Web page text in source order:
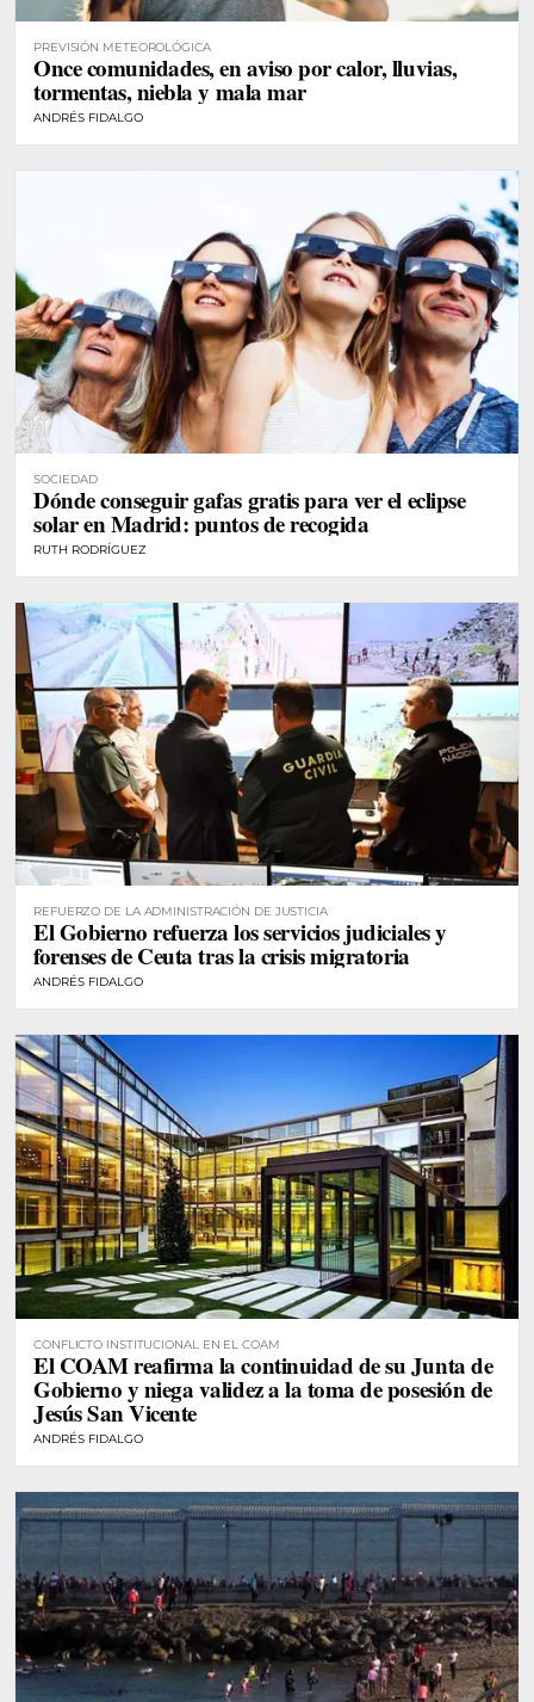
PREVISIÓN METEOROLÓGICA
Once comunidades, en aviso por calor, lluvias,
tormentas, niebla y mala mar
ANDRÉS FIDALGO
SOCIEDAD
Dónde conseguir gafas gratis para ver el eclipse
solar en Madrid: puntos de recogida
RUTH RODRÍGUEZ
REFUERZO DE LA ADMINISTRACIÓN DE JUSTICIA
El Gobierno refuerza los servicios judiciales y
forenses de Ceuta tras la crisis migratoria
ANDRÉS FIDALGO
CONFLICTO INSTITUCIONAL EN EL COAM
El COAM reafirma la continuidad de su Junta de
Gobierno y niega validez a la toma de posesión de
Jesús San Vicente
ANDRÉS FIDALGO